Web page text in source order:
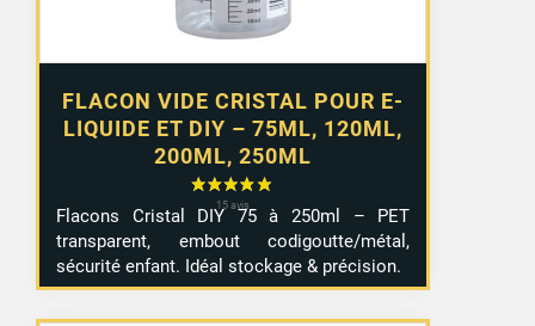
FLACON VIDE CRISTAL POUR E-
LIQUIDE ET DIY – 75ML, 120ML,
200ML, 250ML
Flacons Cristal DIY 75 à 250ml – PET
transparent, embout codigoutte/métal,
sécurité enfant. Idéal stockage & précision.